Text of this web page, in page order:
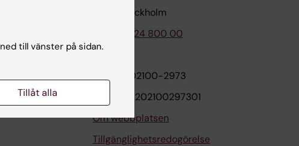
171 77 Stockholm
Tel: 08-524 800 00
Org.nr: 202100-2973
VAT.nr: SE202100297301
Om webbplatsen
Tillgänglighetsredogörelse
till vänster på sidan.
Tillåt alla